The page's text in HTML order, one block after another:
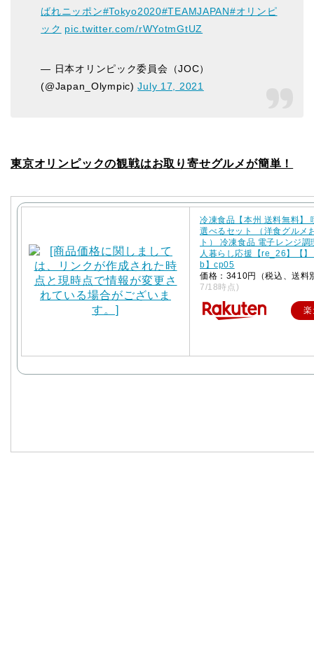
ばれニッポン#Tokyo2020#TEAMJAPAN#オリンピ
ック pic.twitter.com/rWYotmGtUZ
— 日本オリンピック委員会（JOC）
(@Japan_Olympic)July 17, 2021
東京オリンピックの観戦はお取り寄せグルメが簡単！
冷凍食品【本州 送料無料】
選べるセット （洋食グルメ
ト） 冷凍食品 電子レンジ調
人暮らし応援【re_26】【
b】cp05
価格：3410円（税込、送料
7/18時点)